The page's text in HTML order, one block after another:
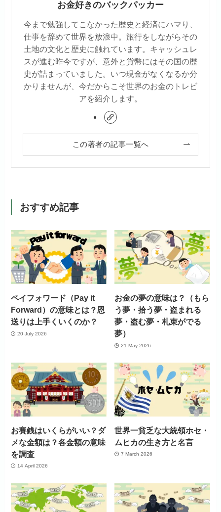
お金好きのバックパッカー
今まで勉強してこなかった歴史と経済にハマり、
仕事を辞めて世界を放浪中。旅行をしながらその
土地の文化と歴史に触れています。キャッシュレ
スが進む昨今ですが、意外と貨幣にはその国の歴
史が詰まっていました。いつ現金がなくなるか分
かりませんが、今だからこそ世界のお金のトレビ
アを紹介します。
この著者の記事一覧へ
おすすめ記事
ペイフォワード（Pay it
Forward）の意味とは？恩
送りは上手くいくのか？
20 July 2026
お金の夢の意味は？（もら
う夢・拾う夢・盗まれる
夢・盗む夢・札束がでる
夢）
21 May 2026
お賽銭はいくらがいい？ダ
メな金額は？各金額の意味
を調査
14 April 2026
世界一貧乏な大統領ホセ・
ムヒカの生き方と名言
7 March 2026